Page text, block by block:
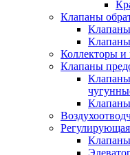
Клапаны
Коллекторы и
Клапаны
Клапаны